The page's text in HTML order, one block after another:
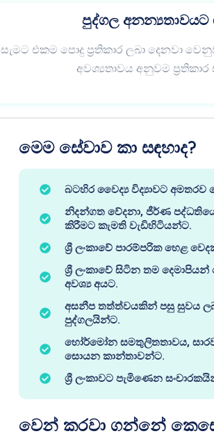
පුද්ගල
සැමට එකම පොදු ප්‍රතිකාර ලබා දෙනවා
අවශ්‍යතාවය අනුවම
මෙම සේවාව කා සඳහාද?
බටහිර වෛද්‍ය විද්‍යාවට
නිදන්ගත වේදනා, ජීර්ණ
කිරීමට කැමති වැඩිහිටියන්ට.
ශ්‍රී ලංකාවේ පාරම්පරික හෙළ
ශ්‍රී ලංකාවේ සිටින තම
අවශ්‍ය අයට.
අසනීප තත්ත්වයකින් පසු සුවය
පුද්ගලයින්ට.
හෝර්මෝන සමතුලිතතාවය,
සොයන කාන්තාවන්ට.
ශ්‍රී ලංකාවට පැමිණෙන
වෙන් කරවා ගන්නේ